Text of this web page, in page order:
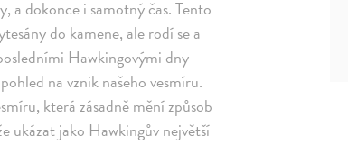
a dokonce i samotný čas. Tento
do kamene, ale rodí se a
Hawkingovými dny
na vznik našeho vesmíru.
která zásadně mění způsob
ukázat jako Hawkingův největší